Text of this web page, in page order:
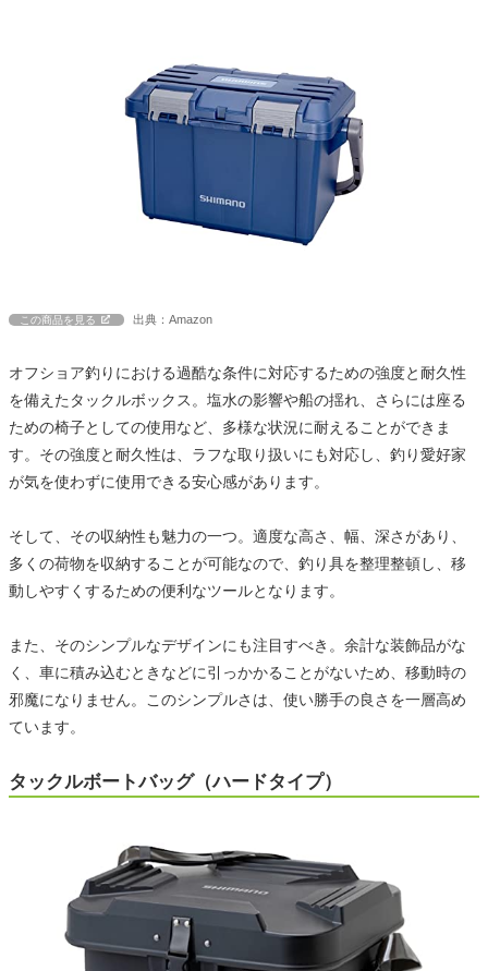
この商品を見る 出典：Amazon
オフショア釣りにおける過酷な条件に対応するための強度と耐久性
を備えたタックルボックス。塩水の影響や船の揺れ、さらには座る
ための椅子としての使用など、多様な状況に耐えることができま
す。その強度と耐久性は、ラフな取り扱いにも対応し、釣り愛好家
が気を使わずに使用できる安心感があります。
そして、その収納性も魅力の一つ。適度な高さ、幅、深さがあり、
多くの荷物を収納することが可能なので、釣り具を整理整頓し、移
動しやすくするための便利なツールとなります。
また、そのシンプルなデザインにも注目すべき。余計な装飾品がな
く、車に積み込むときなどに引っかかることがないため、移動時の
邪魔になりません。このシンプルさは、使い勝手の良さを一層高め
ています。
タックルボートバッグ（ハードタイプ）